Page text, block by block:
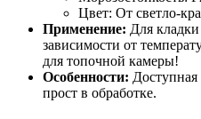
Цвет: От светло-
Применение: Для
зависимости от
для топочной камеры!
Особенности:
прост в обработке.